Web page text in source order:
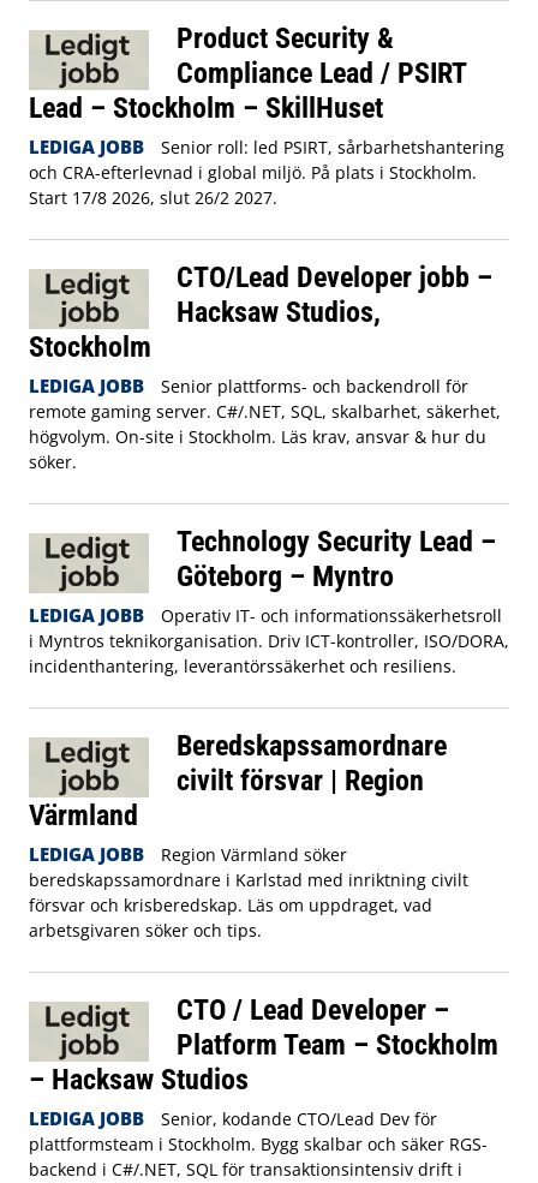
Product Security &
Compliance Lead / PSIRT
Lead – Stockholm – SkillHuset
LEDIGA JOBB
Senior roll: led PSIRT, sårbarhetshantering
och CRA-efterlevnad i global miljö. På plats i Stockholm.
Start 17/8 2026, slut 26/2 2027.
CTO/Lead Developer jobb –
Hacksaw Studios,
Stockholm
LEDIGA JOBB
Senior plattforms- och backendroll för
remote gaming server. C#/.NET, SQL, skalbarhet, säkerhet,
högvolym. On-site i Stockholm. Läs krav, ansvar & hur du
söker.
Technology Security Lead –
Göteborg – Myntro
LEDIGA JOBB
Operativ IT- och informationssäkerhetsroll
i Myntros teknikorganisation. Driv ICT-kontroller, ISO/DORA,
incidenthantering, leverantörssäkerhet och resiliens.
Beredskapssamordnare
civilt försvar | Region
Värmland
LEDIGA JOBB
Region Värmland söker
beredskapssamordnare i Karlstad med inriktning civilt
försvar och krisberedskap. Läs om uppdraget, vad
arbetsgivaren söker och tips.
CTO / Lead Developer –
Platform Team – Stockholm
– Hacksaw Studios
LEDIGA JOBB
Senior, kodande CTO/Lead Dev för
plattformsteam i Stockholm. Bygg skalbar och säker RGS-
backend i C#/.NET, SQL för transaktionsintensiv drift i